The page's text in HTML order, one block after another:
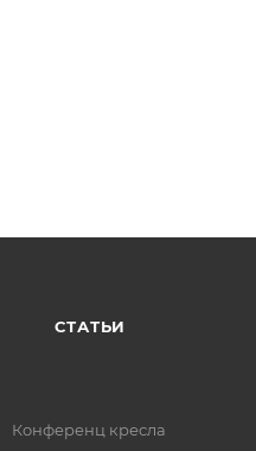
СТАТЬИ
Конференц кресла